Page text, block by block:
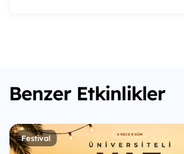
Benzer Etkinlikler
Festival